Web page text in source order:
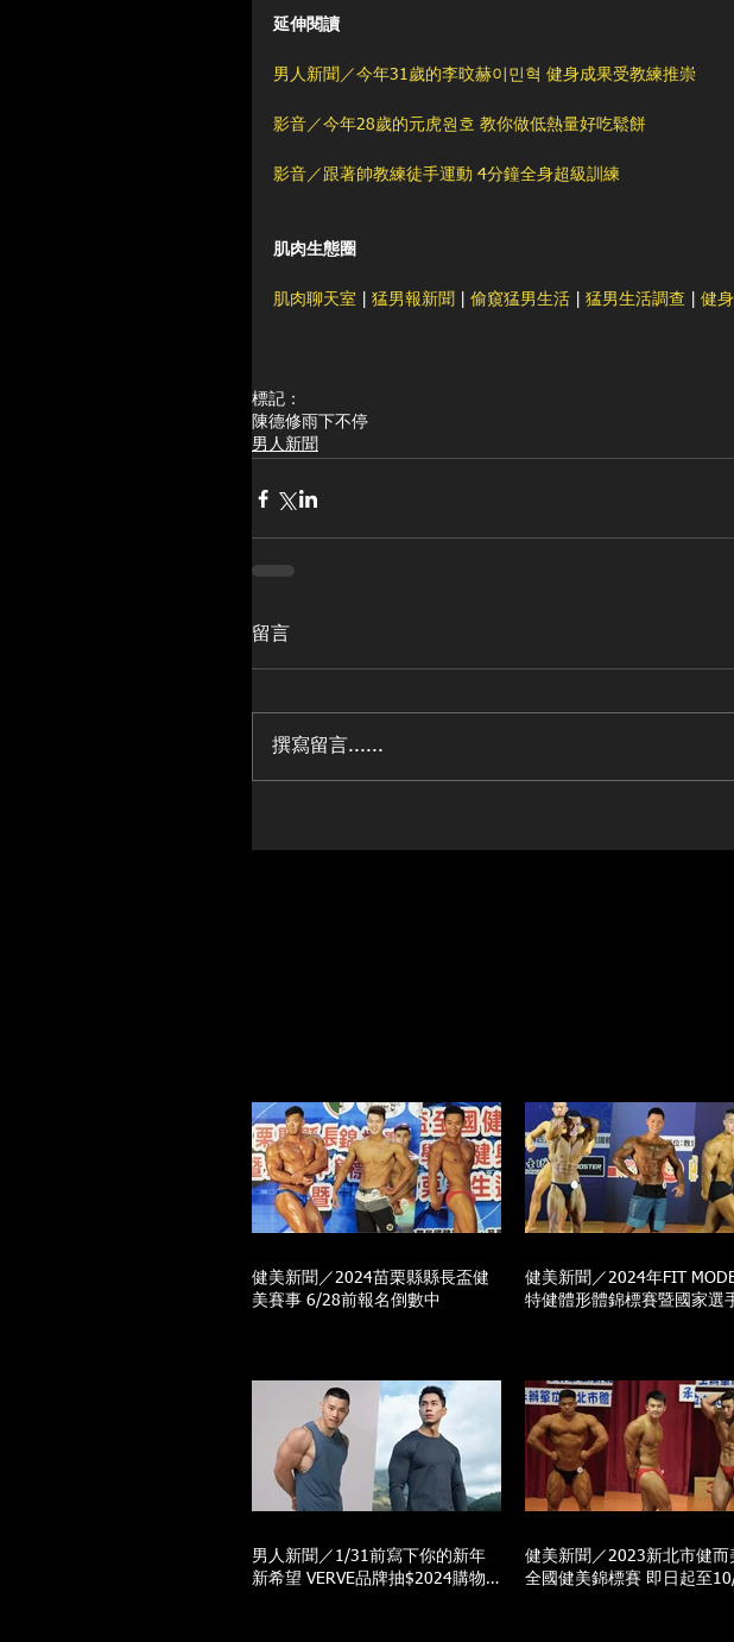
延伸閱讀
男人新聞／今年31歲的李旼赫이민혁 健身成果受教練推崇
影音／今年28歲的元虎원호 教你做低熱量好吃鬆餅
影音／跟著帥教練徒手運動 4分鐘全身超級訓練
肌肉生態圈
肌肉聊天室 猛男報新聞 偷窺猛男生活 猛男生活調查 健
標記：
陳德修雨下不停
男人新聞
留言
撰寫留言......
健美新聞／2024苗栗縣縣長盃健
美賽事 6/28前報名倒數中
健美新聞／2024年FIT
特健體形體錦標賽暨國家選
男人新聞／1/31前寫下你的新年
新希望 VERVE品牌抽$2024購物
健美新聞／2023新北市健而
全國健美錦標賽 即日起至